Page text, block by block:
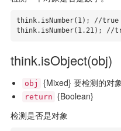
think.isNumber(1); //true
think.isNumber(1.21); //
think.isObject(obj)
obj {Mixed} 要检测的对
return {Boolean}
检测是否是对象